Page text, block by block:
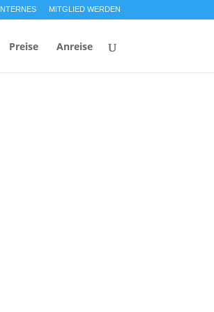
INTERNES MITGLIED WERDEN
Preise Anreise